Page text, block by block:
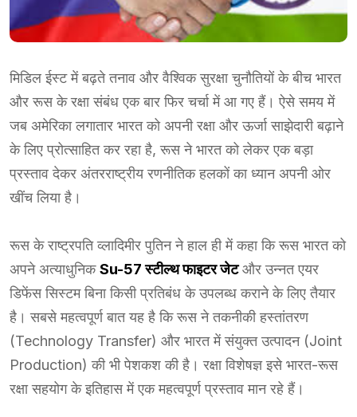
मिडिल ईस्ट में बढ़ते तनाव और वैश्विक सुरक्षा चुनौतियों के बीच भारत
और रूस के रक्षा संबंध एक बार फिर चर्चा में आ गए हैं। ऐसे समय में
जब अमेरिका लगातार भारत को अपनी रक्षा और ऊर्जा साझेदारी बढ़ाने
के लिए प्रोत्साहित कर रहा है, रूस ने भारत को लेकर एक बड़ा
प्रस्ताव देकर अंतरराष्ट्रीय रणनीतिक हलकों का ध्यान अपनी ओर
खींच लिया है।
रूस के राष्ट्रपति व्लादिमीर पुतिन ने हाल ही में कहा कि रूस भारत को
अपने अत्याधुनिकSu-57 स्टील्थ फाइटर जेटऔर उन्नत एयर
डिफेंस सिस्टम बिना किसी प्रतिबंध के उपलब्ध कराने के लिए तैयार
है। सबसे महत्वपूर्ण बात यह है कि रूस ने तकनीकी हस्तांतरण
(Technology Transfer) और भारत में संयुक्त उत्पादन (Joint
Production) की भी पेशकश की है। रक्षा विशेषज्ञ इसे भारत-रूस
रक्षा सहयोग के इतिहास में एक महत्वपूर्ण प्रस्ताव मान रहे हैं।